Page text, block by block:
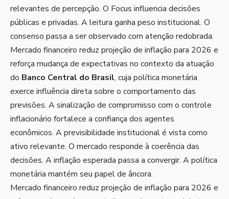
relevantes de percepção. O Focus influencia decisões
públicas e privadas. A leitura ganha peso institucional. O
consenso passa a ser observado com atenção redobrada.
Mercado financeiro reduz projeção de inflação para 2026 e
reforça mudança de expectativas no contexto da atuação
do Banco Central do Brasil, cuja política monetária
exerce influência direta sobre o comportamento das
previsões. A sinalização de compromisso com o controle
inflacionário fortalece a confiança dos agentes
econômicos. A previsibilidade institucional é vista como
ativo relevante. O mercado responde à coerência das
decisões. A inflação esperada passa a convergir. A política
monetária mantém seu papel de âncora.
Mercado financeiro reduz projeção de inflação para 2026 e